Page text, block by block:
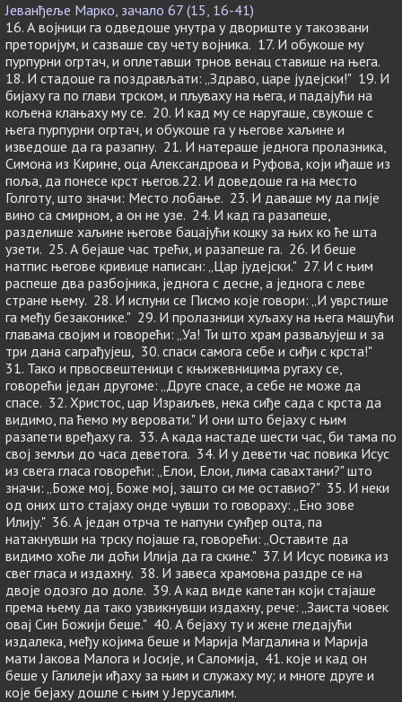
Јеванђеље Марко, зачало 67 (15, 16-41)
16. А војници га одведоше унутра у двориште у такозвани
преторијум, и сазваше сву чету војника. 17. И обукоше му
пурпурни огртач, и оплетавши трнов венац ставише на њега.
18. И стадоше га поздрављати: „Здраво, царе јудејски!" 19. И
бијаху га по глави трском, и пљуваху на њега, и падајући на
кољена клањаху му се. 20. И кад му се наругаше, свукоше с
њега пурпурни огртач, и обукоше га у његове хаљине и
изведоше да га разапну. 21. И натераше једнога пролазника,
Симона из Кирине, оца Александрова и Руфова, који иђаше из
поља, да понесе крст његов.22. И доведоше га на место
Голготу, што значи: Место лобање. 23. И даваше му да пије
вино са смирном, а он не узе. 24. И кад га разапеше,
разделише хаљине његове бацајући коцку за њих ко ће шта
узети. 25. А бејаше час трећи, и разапеше га. 26. И беше
натпис његове кривице написан: „Цар јудејски." 27. И с њим
распеше два разбојника, једнога с десне, а једнога с леве
стране њему. 28. И испуни се Писмо које говори: „И уврстише
га међу безаконике." 29. И пролазници хуљаху на њега машући
главама својим и говорећи: „Уа! Ти што храм разваљујеш и за
три дана саграђујеш, 30. спаси самога себе и сиђи с крста!"
31. Тако и првосвештеници с књижевницима ругаху се,
говорећи један другоме: „Друге спасе, а себе не може да
спасе. 32. Христос, цар Израиљев, нека сиђе сада с крста да
видимо, па ћемо му веровати." И они што бејаху с њим
разапети вређаху га. 33. А када настаде шести час, би тама по
свој земљи до часа деветога. 34. И у девети час повика Исус
из свега гласа говорећи: „Елои, Елои, лима савахтани?" што
значи: „Боже мој, Боже мој, зашто си ме оставио?" 35. И неки
од оних што стајаху онде чувши то говораху: „Ено зове
Илију." 36. А један отрча те напуни сунђер оцта, па
натакнувши на трску појаше га, говорећи: „Оставите да
видимо хоће ли доћи Илија да га скине." 37. И Исус повика из
свег гласа и издахну. 38. И завеса храмовна раздре се на
двоје одозго до доле. 39. А кад виде капетан који стајаше
према њему да тако узвикнувши издахну, рече: „Заиста човек
овај Син Божији беше." 40. А бејаху ту и жене гледајући
издалека, међу којима беше и Марија Магдалина и Марија
мати Јакова Малога и Јосије, и Саломија, 41. које и кад он
беше у Галилеји иђаху за њим и служаху му; и многе друге и
које бејаху дошле с њим у Јерусалим.